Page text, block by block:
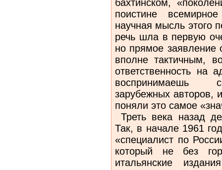
бахтинском,
поистине
научная мысль этого
речь шла в первую
но прямое заявление
вполне тактичным,
ответственность на
воспринимаешь
зарубежных авторов,
поняли это самое
Треть века назад
Так, в начале 1961
«специалист по
который не без
итальянские